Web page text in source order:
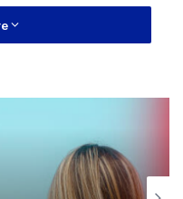
Suda. Osumnjičenom se
uz zabranu izdavanja
pritvor, a
produženje pritvora.